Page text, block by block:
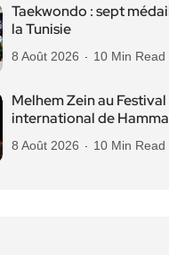
Taekwondo : sept
la Tunisie
8 Août 2026 10 Min Read
Melhem Zein au Festival
international de
8 Août 2026 10 Min Read